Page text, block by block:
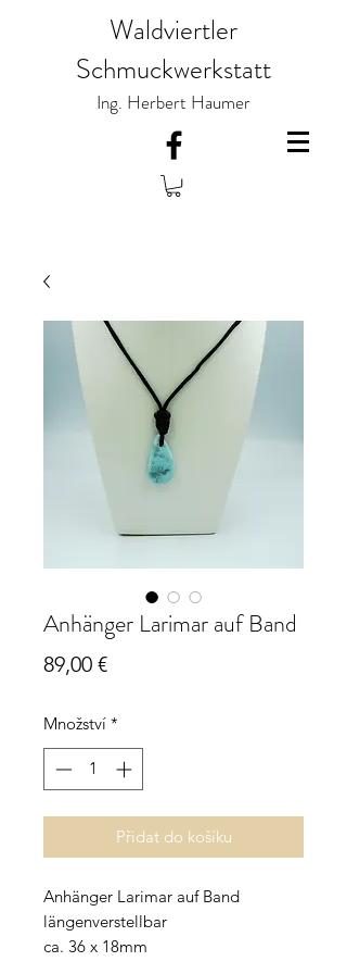
Waldviertler
Schmuckwerkstatt
Ing. Herbert Haumer
Anhänger Larimar auf Band
89,00 €Cena
Množství *
Přidat do košíku
Anhänger Larimar auf Band
längenverstellbar
ca. 36 x 18mm